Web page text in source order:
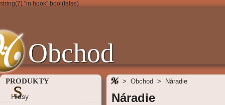
string(7) "in hook" bool(false)
Obchod
PRODUKTY
Hlasy
S
> Obchod > Náradie
Náradie